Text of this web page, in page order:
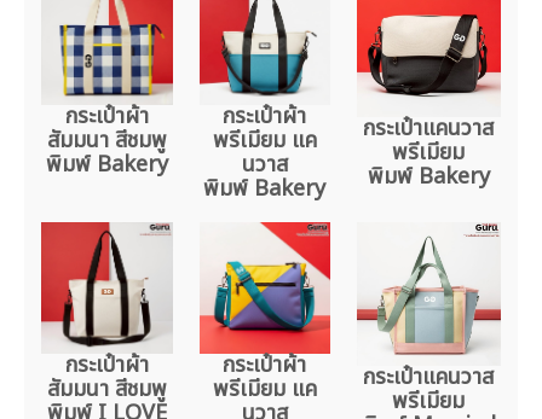
กระเป๋าผ้า
สัมมนา สีชมพู
พิมพ์ Bakery
กระเป๋าผ้า
พรีเมียม แค
นวาส
พิมพ์ Bakery
กระเป๋าแคนวาส
พรีเมียม
พิมพ์ Bakery
กระเป๋าผ้า
สัมมนา สีชมพู
กระเป๋าผ้า
พรีเมียม แค กระเป๋าแคนวาส
พรีเมียม